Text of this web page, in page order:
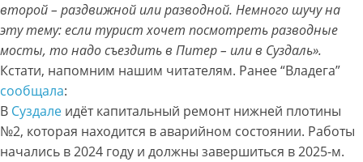
второй – раздвижной или разводной. Немного шучу на
эту тему: если турист хочет посмотреть разводные
мосты, то надо съездить в Питер – или в Суздаль».
Кстати, напомним нашим читателям. Ранее “Владега”
сообщала:
В Суздале идёт капитальный ремонт нижней плотины
№2, которая находится в аварийном состоянии. Работы
начались в 2024 году и должны завершиться в 2025-м.